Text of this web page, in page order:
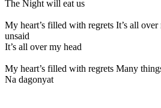
The Night will eat us
My heart’s filled with regrets It’s all
unsaid
It’s all over my head
My heart’s filled with regrets Many
Na dagonyat